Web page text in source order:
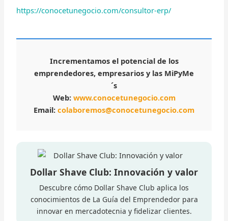
https://conocetunegocio.com/consultor-erp/
Incrementamos el potencial de los
emprendedores, empresarios y las MiPyMe
´s
Web: www.conocetunegocio.com
Email: colaboremos@conocetunegocio.com
Dollar Shave Club: Innovación y valor
Descubre cómo Dollar Shave Club aplica los
conocimientos de La Guía del Emprendedor para
innovar en mercadotecnia y fidelizar clientes.